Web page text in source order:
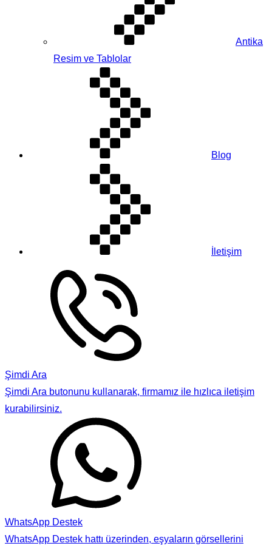
Antika
Resim ve Tablolar
Blog
İletişim
Şimdi Ara
Şimdi Ara butonunu kullanarak, firmamız ile hızlıca iletişim
kurabilirsiniz.
WhatsApp Destek
WhatsApp Destek hattı üzerinden, eşyaların görsellerini